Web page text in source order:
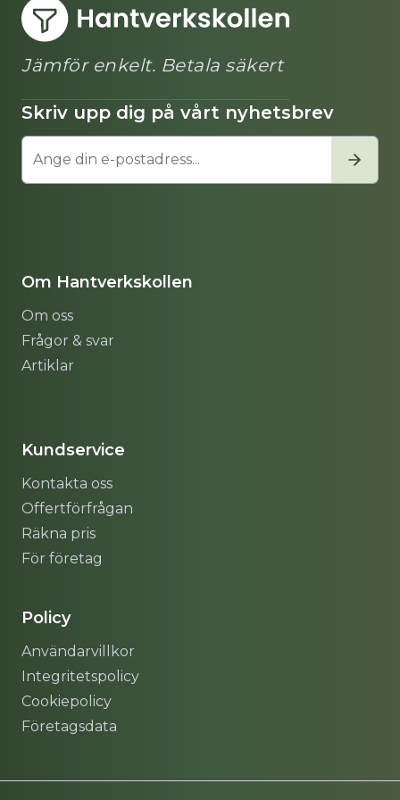
Jämför enkelt. Betala säkert
Skriv upp dig på vårt nyhetsbrev
Om Hantverkskollen
Om oss
Frågor & svar
Artiklar
Kundservice
Kontakta oss
Offertförfrågan
Räkna pris
För företag
Policy
Användarvillkor
Integritetspolicy
Cookiepolicy
Företagsdata